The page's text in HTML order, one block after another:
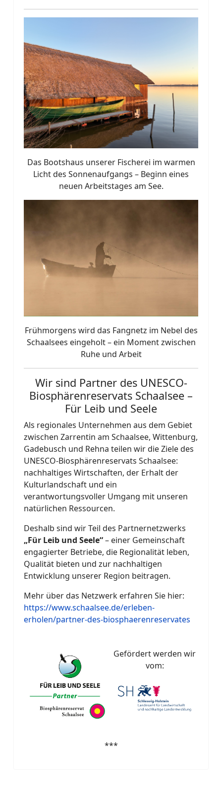
Das Bootshaus unserer Fischerei im warmen
Licht des Sonnenaufgangs – Beginn eines
neuen Arbeitstages am See.
Frühmorgens wird das Fangnetz im Nebel des
Schaalsees eingeholt – ein Moment zwischen
Ruhe und Arbeit
Wir sind Partner des UNESCO-
Biosphärenreservats Schaalsee –
Für Leib und Seele
Als regionales Unternehmen aus dem Gebiet
zwischen Zarrentin am Schaalsee, Wittenburg,
Gadebusch und Rehna teilen wir die Ziele des
UNESCO-Biosphärenreservats Schaalsee:
nachhaltiges Wirtschaften, der Erhalt der
Kulturlandschaft und ein
verantwortungsvoller Umgang mit unseren
natürlichen Ressourcen.
Deshalb sind wir Teil des Partnernetzwerks
„Für Leib und Seele“– einer Gemeinschaft
engagierter Betriebe, die Regionalität leben,
Qualität bieten und zur nachhaltigen
Entwicklung unserer Region beitragen.
Mehr über das Netzwerk erfahren Sie hier:
https://www.schaalsee.de/erleben-
erholen/partner-des-biosphaerenreservates
Gefördert werden wir
vom:
***